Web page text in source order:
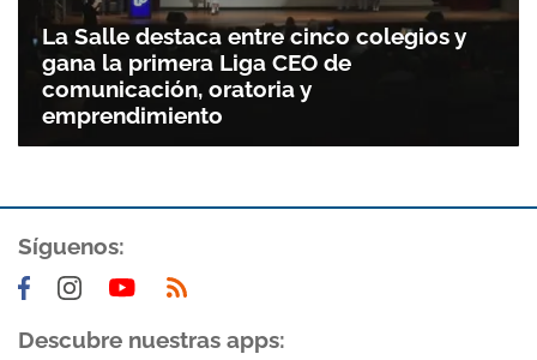
La Salle destaca entre cinco colegios y
gana la primera Liga CEO de
comunicación, oratoria y
emprendimiento
Síguenos:
Descubre nuestras apps: